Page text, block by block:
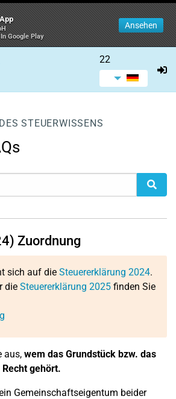
Google Play
Ansehen
22
STEUERWISSENS
Zuordnung
sich auf die Steuererklärung 2024.
die Steuererklärung 2025 finden Sie
aus, wem das Grundstück bzw. das
gehört.
Gemeinschaftseigentum beider